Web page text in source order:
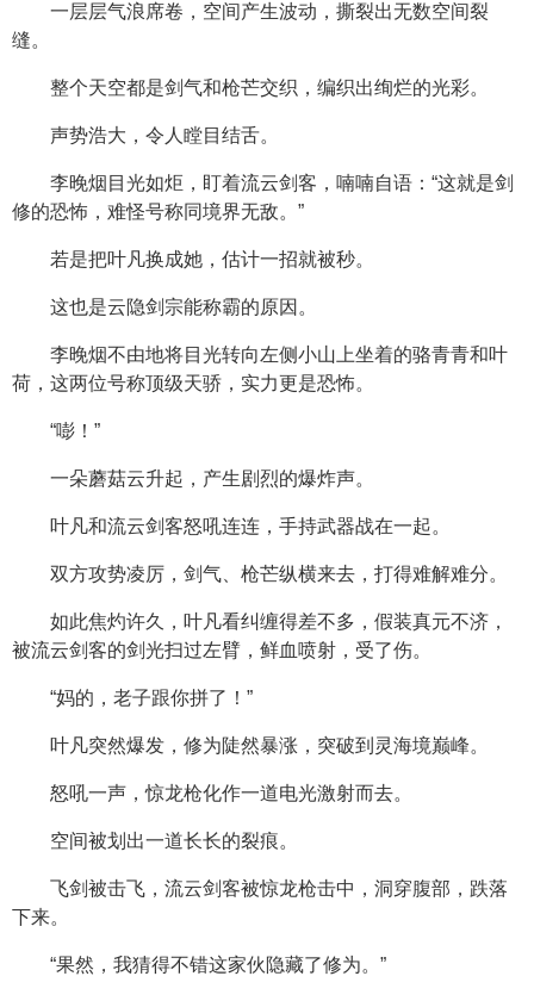
一层层气浪席卷，空间产生波动，撕裂出无数空间裂
缝。
整个天空都是剑气和枪芒交织，编织出绚烂的光彩。
声势浩大，令人瞠目结舌。
李晚烟目光如炬，盯着流云剑客，喃喃自语：“这就是剑
修的恐怖，难怪号称同境界无敌。”
若是把叶凡换成她，估计一招就被秒。
这也是云隐剑宗能称霸的原因。
李晚烟不由地将目光转向左侧小山上坐着的骆青青和叶
荷，这两位号称顶级天骄，实力更是恐怖。
“嘭！”
一朵蘑菇云升起，产生剧烈的爆炸声。
叶凡和流云剑客怒吼连连，手持武器战在一起。
双方攻势凌厉，剑气、枪芒纵横来去，打得难解难分。
如此焦灼许久，叶凡看纠缠得差不多，假装真元不济，
被流云剑客的剑光扫过左臂，鲜血喷射，受了伤。
“妈的，老子跟你拼了！”
叶凡突然爆发，修为陡然暴涨，突破到灵海境巅峰。
怒吼一声，惊龙枪化作一道电光激射而去。
空间被划出一道长长的裂痕。
飞剑被击飞，流云剑客被惊龙枪击中，洞穿腹部，跌落
下来。
“果然，我猜得不错这家伙隐藏了修为。”